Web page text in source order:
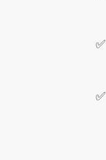
✅
✅